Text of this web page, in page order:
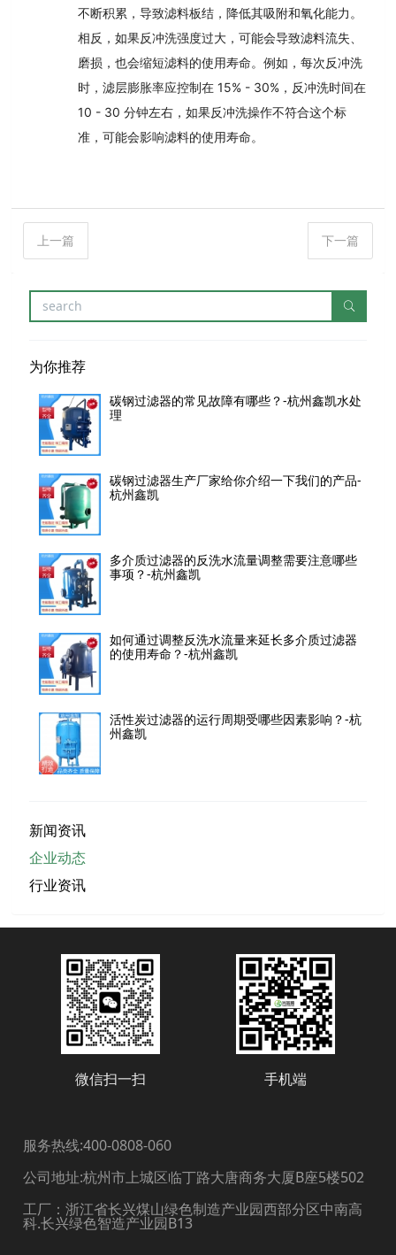
不断积累，导致滤料板结，降低其吸附和氧化能力。
相反，如果反冲洗强度过大，可能会导致滤料流失、
磨损，也会缩短滤料的使用寿命。例如，每次反冲洗
时，滤层膨胀率应控制在 15% - 30%，反冲洗时间在
10 - 30 分钟左右，如果反冲洗操作不符合这个标
准，可能会影响滤料的使用寿命。
上一篇 下一篇
为你推荐
碳钢过滤器的常见故障有哪些？-杭州鑫凯水处
理
碳钢过滤器生产厂家给你介绍一下我们的产品-
杭州鑫凯
多介质过滤器的反洗水流量调整需要注意哪些
事项？-杭州鑫凯
如何通过调整反洗水流量来延长多介质过滤器
的使用寿命？-杭州鑫凯
活性炭过滤器的运行周期受哪些因素影响？-杭
州鑫凯
新闻资讯
企业动态
行业资讯
微信扫一扫 手机端
服务热线:400-0808-060
公司地址:杭州市上城区临丁路大唐商务大厦B座5楼502
工厂：浙江省长兴煤山绿色制造产业园西部分区中南高
科.长兴绿色智造产业园B13